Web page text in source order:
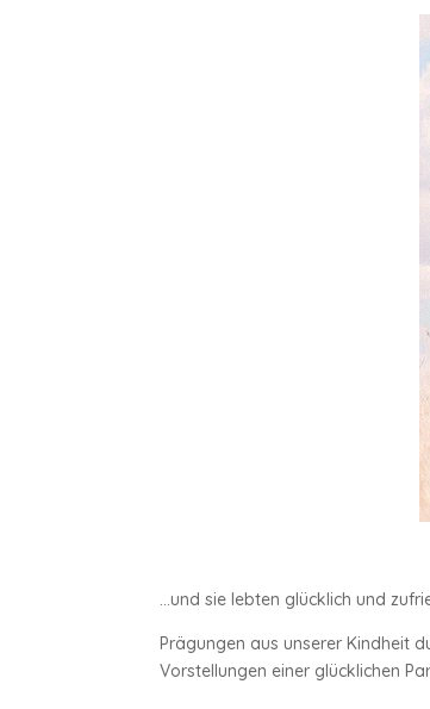
…und sie lebten glücklich und
Prägungen aus unserer Kindheit
Vorstellungen einer glücklichen